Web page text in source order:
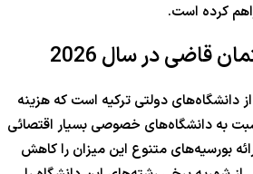
کرده است.
قاضی در سال 2026
دانشگاه‌های دولتی ترکیه است که هزینه
به دانشگاه‌های خصوصی بسیار اقتصائی
بورسیه‌های متنوع این میزان را کاهش